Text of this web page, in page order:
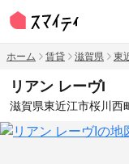
ホーム 賃貸 滋賀県 東
リアン レーヴI
滋賀県東近江市桜川西